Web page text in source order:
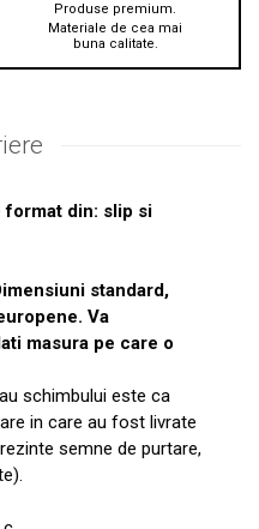
Produse premium.
Materiale de cea mai
buna calitate.
format din: slip si
standard,
Va
masura pe care o
schimbului este ca
in care au fost livrate
semne de purtare,